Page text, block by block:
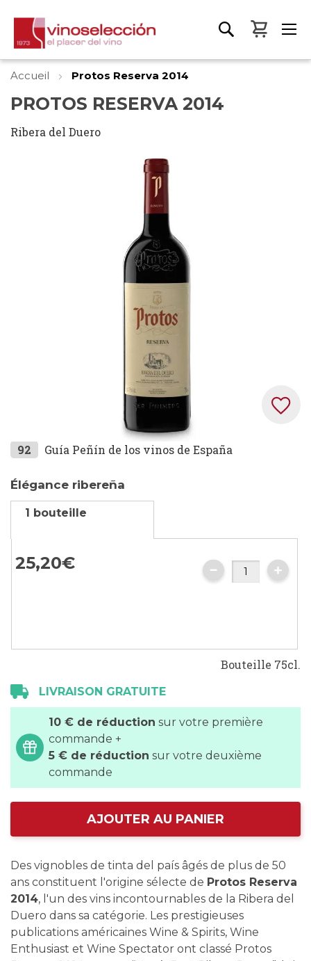
Mon
Accueil Protos Reserva 2014
PROTOS RESERVA 2014
Ribera del Duero
Skip
the
beginning
gallery
92 Guía Peñín de los vinos de España
Élégance ribereña
1 bouteille
25,20€
Bouteille 75cl.
LIVRAISON GRATUITE
10 € de réduction sur votre première
commande +
5 € de réduction sur votre deuxième
commande
AJOUTER AU PANIER
Des vignobles de tinta del país âgés de plus de 50
ans constituent l'origine sélecte de Protos Reserva
2014, l'un des vins incontournables de la Ribera del
Duero dans sa catégorie. Les prestigieuses
publications américaines Wine & Spirits, Wine
Enthusiast et Wine Spectator ont classé Protos